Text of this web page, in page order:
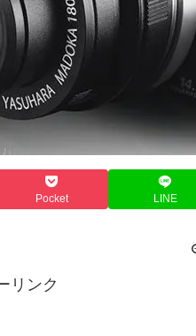
Pocket LINE
リンク